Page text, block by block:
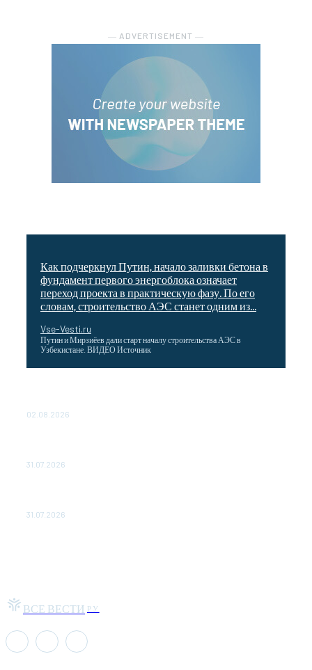
― ADVERTISEMENT ―
Как подчеркнул Путин, начало заливки бетона в
фундамент первого энергоблока означает
переход проекта в практическую фазу. По его
словам, строительство АЭС станет одним из...
Vse-Vesti.ru
Путин и Мирзиёев дали старт началу строительства АЭС в
Узбекистане. ВИДЕО Источник
02.08.2026
31.07.2026
31.07.2026
ВСЕ ВЕСТИ РУ